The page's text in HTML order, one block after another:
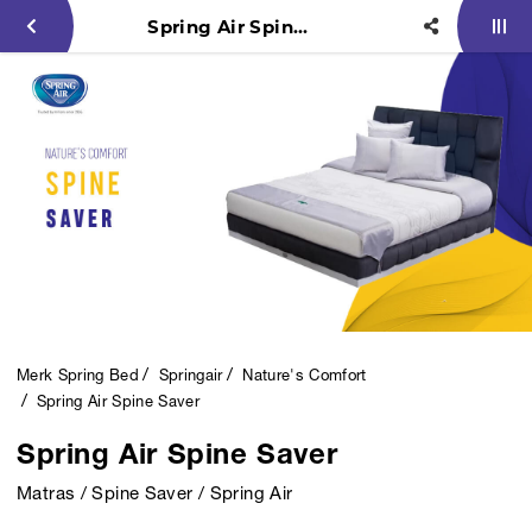
Spring Air Spine Saver
Merk Spring Bed Springair
Nature's Comfort
Spring Air Spine Saver
Spring Air Spine Saver
Matras / Spine Saver / Spring Air